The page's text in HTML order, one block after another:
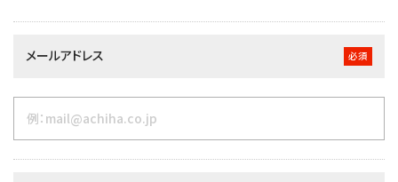
メールアドレス 必須